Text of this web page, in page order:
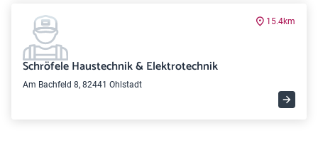
15.4km
Schröfele Haustechnik & Elektrotechnik
Am Bachfeld 8, 82441 Ohlstadt